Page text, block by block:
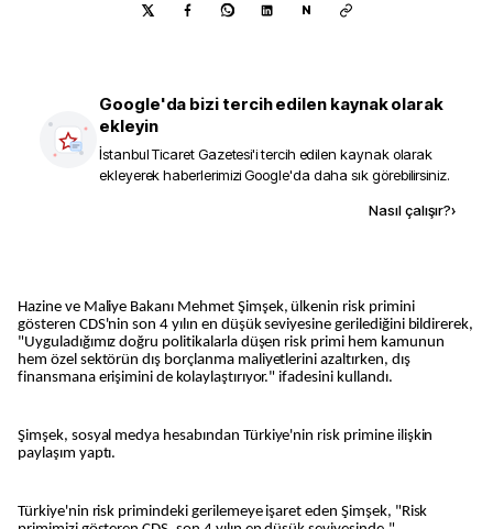
N
Google'da bizi tercih edilen kaynak olarak
ekleyin
İstanbul Ticaret Gazetesi'i tercih edilen kaynak olarak
ekleyerek haberlerimizi Google'da daha sık görebilirsiniz.
Nasıl çalışır?›
Hazine ve Maliye Bakanı Mehmet Şimşek, ülkenin risk primini
gösteren CDS'nin son 4 yılın en düşük seviyesine gerilediğini bildirerek,
"Uyguladığımız doğru politikalarla düşen risk primi hem kamunun
hem özel sektörün dış borçlanma maliyetlerini azaltırken, dış
finansmana erişimini de kolaylaştırıyor." ifadesini kullandı.
Şimşek, sosyal medya hesabından Türkiye'nin risk primine ilişkin
paylaşım yaptı.
Türkiye'nin risk primindeki gerilemeye işaret eden Şimşek, "Risk